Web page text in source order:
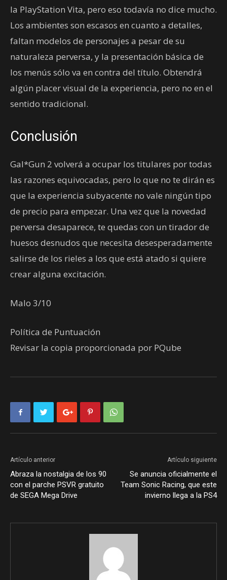
la PlayStation Vita, pero eso todavía no dice mucho.
Los ambientes son escasos en cuanto a detalles,
faltan modelos de personajes a pesar de su
naturaleza perversa, y la presentación básica de
los menús sólo va en contra del título. Obtendrá
algún placer visual de la experiencia, pero no en el
sentido tradicional.
Conclusión
Gal*Gun 2 volverá a ocupar los titulares por todas
las razones equivocadas, pero lo que no te dirán es
que la experiencia subyacente no vale ningún tipo
de precio para empezar. Una vez que la novedad
perversa desaparece, te quedas con un tirador de
huesos desnudos que necesita desesperadamente
salirse de los rieles a los que está atado si quiere
crear alguna excitación.
Malo 3/10
Política de Puntuación
Revisar la copia proporcionada por PQube
Artículo anterior
Abraza la nostalgia de los 90
con el parche PSVR gratuito
de SEGA Mega Drive
Artículo siguiente
Se anuncia oficialmente el
Team Sonic Racing, que este
invierno llega a la PS4